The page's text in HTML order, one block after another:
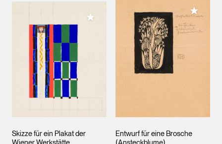
Skizze für ein Plakat der
Meiner Sammlung hinzufügen
Entwurf für eine Brosche
Meiner